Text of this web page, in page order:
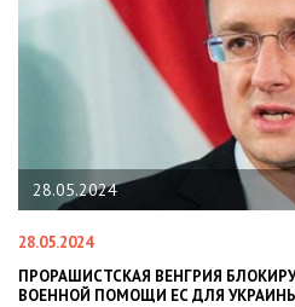
БЛОКИРУЕТ КРУПНЫЙ ПАКЕТ
ЕС ДЛЯ УКРАИНЫ